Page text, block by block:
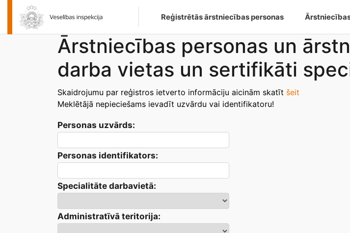
to
Main
navigation
Reģistrētās ārstniecības personas
Ārstniecības personas un
darba vietas un sertifikāti
Skaidrojumu par reģistros ietverto informāciju aicinām skatīt šeit
Meklētājā nepieciešams ievadīt uzvārdu vai identifikatoru!
Personas uzvārds:
Personas identifikators:
Specialitāte darbavietā:
Administratīvā teritorija: